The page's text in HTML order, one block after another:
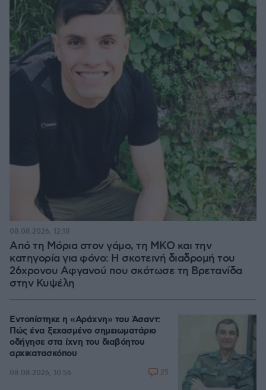
Από τη Μόρια στον γάμο, τη ΜΚΟ και την
κατηγορία για φόνο: Η σκοτεινή διαδρομή του
26χρονου Αφγανού που σκότωσε τη Βρετανίδα
στην Κυψέλη
08.08.2026, 12:18
Εντοπίστηκε η «Αράχνη» του Άσαντ:
Πώς ένα ξεχασμένο σημειωματάριο
οδήγησε στα ίχνη του διαβόητου
αρχικατασκόπου
08.08.2026, 10:56 25